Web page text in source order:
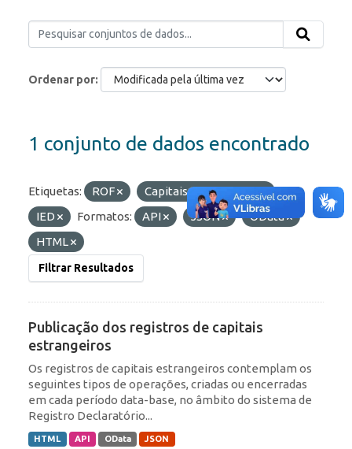
Ordenar por
1 conjunto de dados encontrado
Etiquetas: ROF
Capitais Estrangeiros
IED
Formatos: API JSON
OData
HTML
Filtrar Resultados
Publicação dos registros de capitais
estrangeiros
Os registros de capitais estrangeiros contemplam os
seguintes tipos de operações, criadas ou encerradas
em cada período data-base, no âmbito do sistema de
Registro Declaratório...
HTML API OData JSON